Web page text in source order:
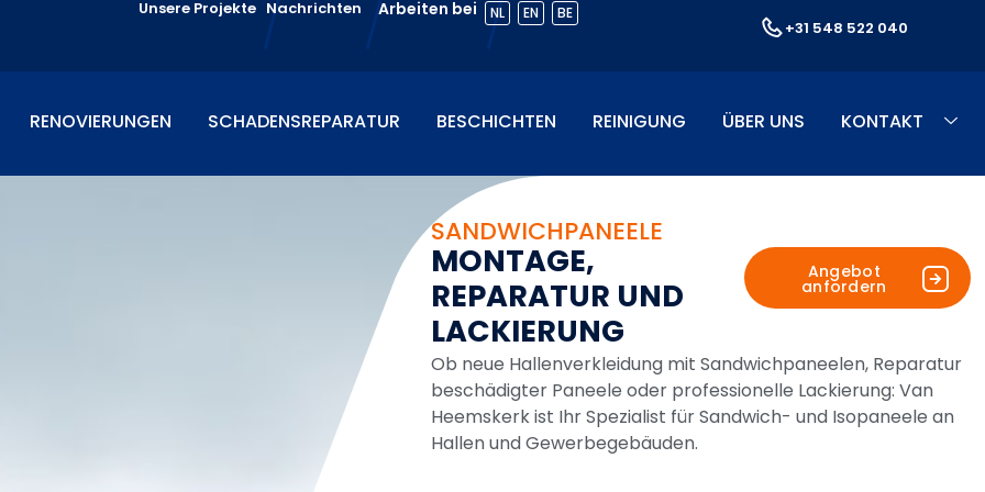
Unsere Projekte Nachrichten Arbeiten bei NL EN BE
+31 548 522 040
RENOVIERUNGEN SCHADENSREPARATUR BESCHICHTEN REINIGUNG ÜBER UNS KONTAKT
SANDWICHPANEELE
MONTAGE,
REPARATUR UND
LACKIERUNG
Angebot
anfordern
Ob neue Hallenverkleidung mit Sandwichpaneelen, Reparatur
beschädigter Paneele oder professionelle Lackierung: Van
Heemskerk ist Ihr Spezialist für Sandwich- und Isopaneele an
Hallen und Gewerbegebäuden.